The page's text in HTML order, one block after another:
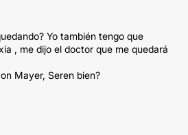
Yo también tengo que
, me dijo el doctor que me quedará
Mayer, Seren bien?